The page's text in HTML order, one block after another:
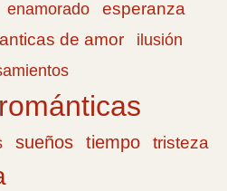
enamorado esperanza
de amor
ilusión
románticas
sueños tiempo
tristeza